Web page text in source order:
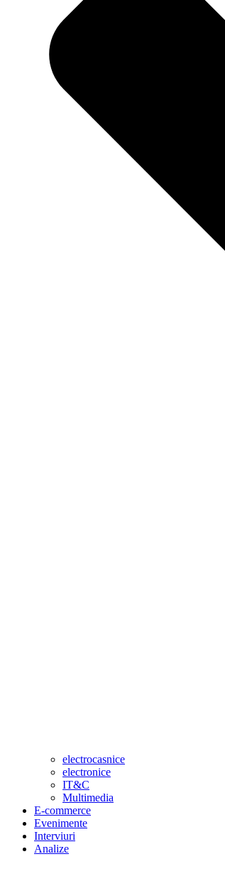
electrocasnice
electronice
IT&C
Multimedia
E-commerce
Evenimente
Interviuri
Analize